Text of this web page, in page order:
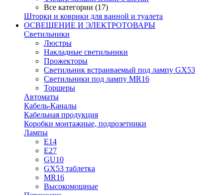
Все категории (17)
Шторки и коврики для ванной и туалета
ОСВЕЩЕНИЕ И ЭЛЕКТРОТОВАРЫ
Светильники
Люстры
Накладные светильники
Прожекторы
Светильник встраиваемый под лампу GX53
Светильники под лампу MR16
Торшеры
Автоматы
Кабель-Каналы
Кабельная продукция
Коробки монтажные, подрозетники
Лампы
E14
E27
GU10
GX53 таблетка
MR16
Высокомощные